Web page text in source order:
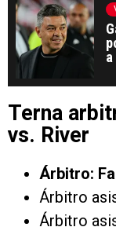
Terna
vs. River
Árbitro:
Árbitro
Árbitro